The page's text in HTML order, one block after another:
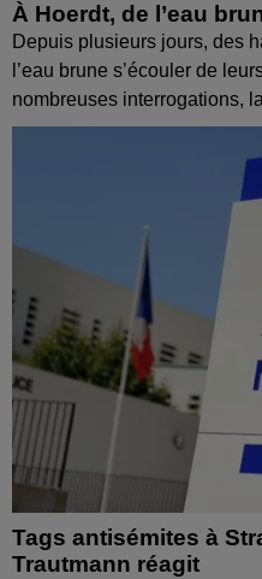
À Hoerdt, de l’eau
Depuis plusieurs jours, des
l’eau brune s’écouler de
nombreuses interrogations,
Tags antisémites à
Trautmann réagit